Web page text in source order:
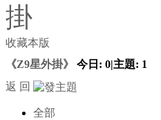
收藏本版
《Z9星外掛》
今日: 0|主題: 1
返 回
全部